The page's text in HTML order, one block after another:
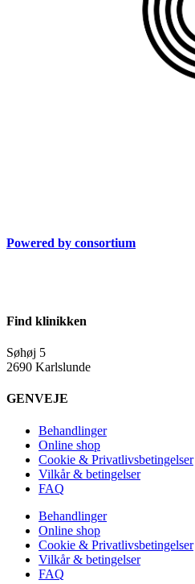
Powered by consortium
Find klinikken
Søhøj 5
2690 Karlslunde
GENVEJE
Behandlinger
Online shop
Cookie & Privatlivsbetingelser
Vilkår & betingelser
FAQ
Behandlinger
Online shop
Cookie & Privatlivsbetingelser
Vilkår & betingelser
FAQ